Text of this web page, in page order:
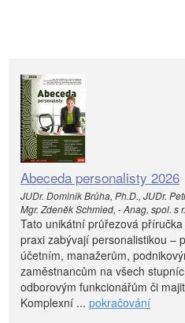
Abeceda personalisty 2026
JUDr. Dominik Brůha, Ph.D., JUDr.
Mgr. Zdeněk Schmied, - Anag, spol. s
Tato unikátní průřezová
praxi zabývají personalistikou –
účetním, manažerům,
zaměstnancům na všech
odborovým funkcionářům či
Komplexní ... pokračování